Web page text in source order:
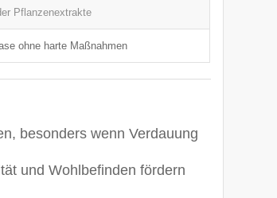
Pflanzenextrakte
ohne harte Maßnahmen
besonders wenn Verdauung
und Wohlbefinden fördern